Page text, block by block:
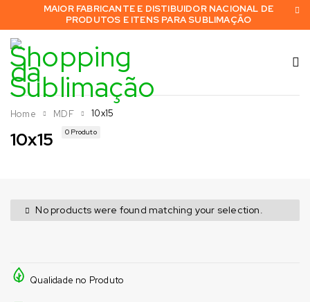
MAIOR FABRICANTE E DISTIBUIDOR NACIONAL DE
PRODUTOS E ITENS PARA SUBLIMAÇÃO
10x15 0 Produto
Home MDF 10x15
No products were found matching your selection.
Qualidade no Produto